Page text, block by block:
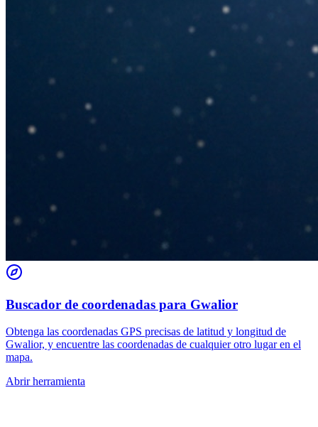
Buscador de coordenadas para Gwalior
Obtenga las coordenadas GPS precisas de latitud y longitud de
Gwalior, y encuentre las coordenadas de cualquier otro lugar en el
mapa.
Abrir herramienta